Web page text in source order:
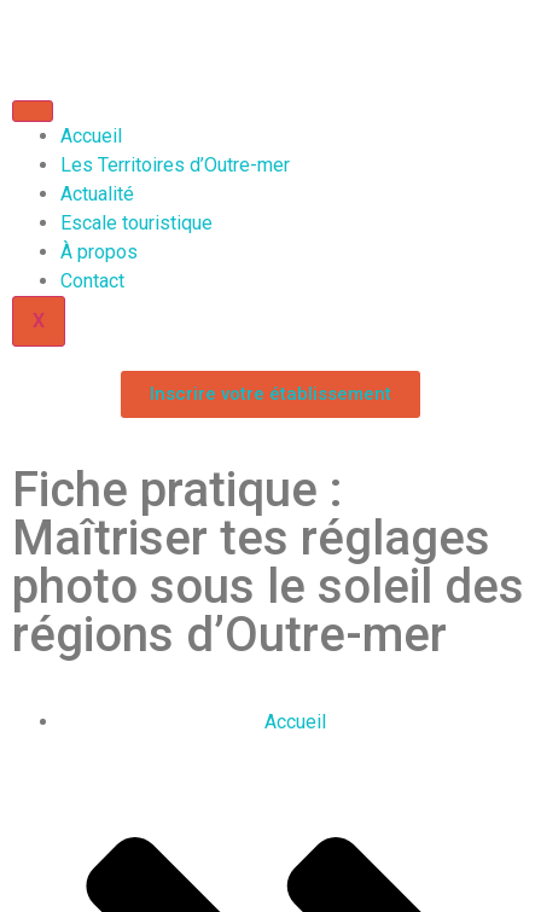
Accueil
Les Territoires d’Outre-mer
Actualité
Escale touristique
À propos
Contact
X
Inscrire votre établissement
Fiche pratique :
Maîtriser tes réglages
photo sous le soleil des
régions d’Outre-mer
Accueil